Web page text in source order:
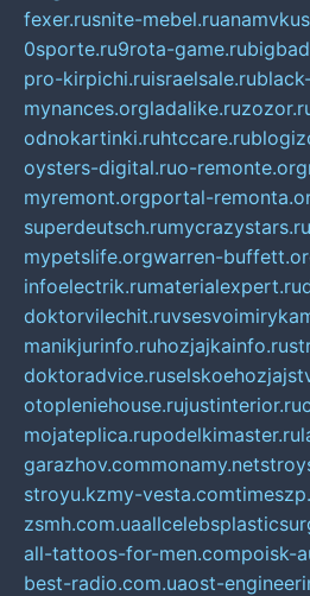
fexer.rusnite-mebel.ru
0sporte.ru9rota-game.ru
pro-kirpichi.ruisraelsale.ru
mynances.orgladalike.ru
odnokartinki.ruhtccare.ru
oysters-digital.ruo-remonte.org
myremont.orgportal-
superdeutsch.rumycrazystars.ru
mypetslife.orgwarren-
infoelectrik.rumaterialexpert.ru
doktorvilechit.ru
manikjurinfo.ruhozjajkainfo.ru
doktoradvice.ru
otopleniehouse.rujustinterior.ru
mojateplica.rupodelkimaster.ru
garazhov.commonamy.net
stroyu.kzmy-vesta.com
zsmh.com.ua
all-tattoos-for-men.compoisk-
best-radio.com.uaost-